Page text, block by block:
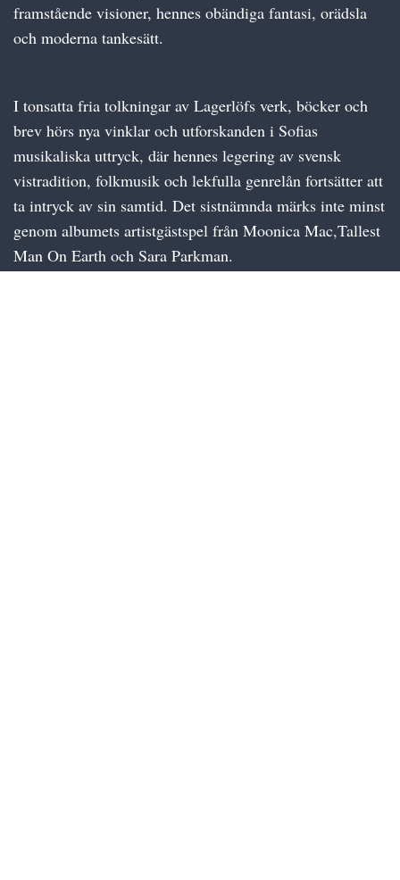
framstående visioner, hennes obändiga fantasi, orädsla
och moderna tankesätt.
I tonsatta fria tolkningar av Lagerlöfs verk, böcker och
brev hörs nya vinklar och utforskanden i Sofias
musikaliska uttryck, där hennes legering av svensk
vistradition, folkmusik och lekfulla genrelån fortsätter att
ta intryck av sin samtid. Det sistnämnda märks inte minst
genom albumets artistgästspel från Moonica Mac,Tallest
Man On Earth och Sara Parkman.